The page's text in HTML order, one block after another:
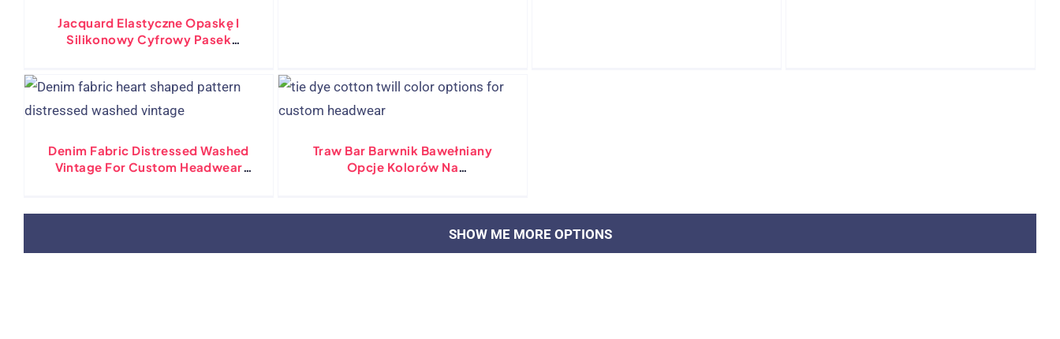
Jacquard Elastyczne Opaskę I
Silikonowy Cyfrowy Pasek
Denim Fabric Distressed Washed
Vintage For Custom Headwear
Traw Bar Barwnik Bawełniany
Opcje Kolorów Na